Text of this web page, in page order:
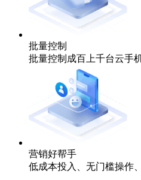
批量控制
批量控制成百上千台云手
营销好帮手
低成本投入、无门槛操作